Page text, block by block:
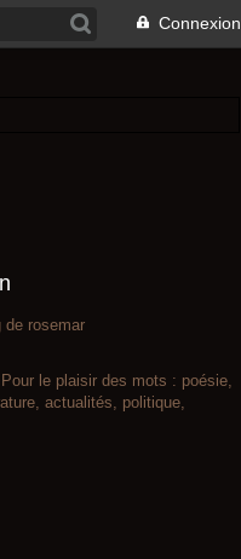
Connexion
de rosemar
le plaisir des mots : poésie,
actualités, politique,